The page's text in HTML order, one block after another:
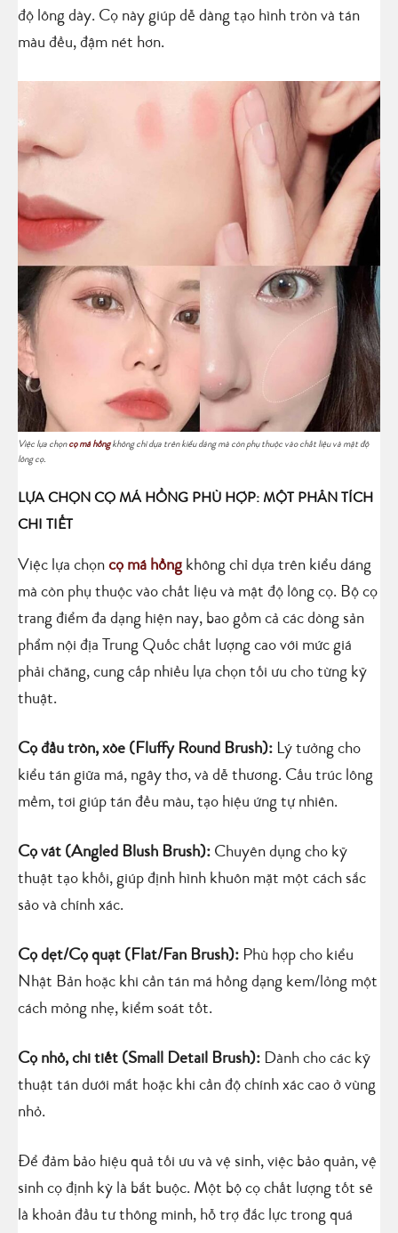
độ lông dày. Cọ này giúp dễ dàng tạo hình tròn và tán
màu đều, đậm nét hơn.
Việc lựa chọn cọ má hồng không chỉ dựa trên kiểu dáng mà còn phụ thuộc vào chất liệu và mật độ
lông cọ.
LỰA CHỌN CỌ MÁ HỒNG PHÙ HỢP: MỘT PHÂN TÍCH
CHI TIẾT
Việc lựa chọn cọ má hồng không chỉ dựa trên kiểu dáng
mà còn phụ thuộc vào chất liệu và mật độ lông cọ. Bộ cọ
trang điểm đa dạng hiện nay, bao gồm cả các dòng sản
phẩm nội địa Trung Quốc chất lượng cao với mức giá
phải chăng, cung cấp nhiều lựa chọn tối ưu cho từng kỹ
thuật.
Cọ đầu tròn, xòe (Fluffy Round Brush): Lý tưởng cho
kiểu tán giữa má, ngây thơ, và dễ thương. Cấu trúc lông
mềm, tơi giúp tán đều màu, tạo hiệu ứng tự nhiên.
Cọ vát (Angled Blush Brush): Chuyên dụng cho kỹ
thuật tạo khối, giúp định hình khuôn mặt một cách sắc
sảo và chính xác.
Cọ dẹt/Cọ quạt (Flat/Fan Brush): Phù hợp cho kiểu
Nhật Bản hoặc khi cần tán má hồng dạng kem/lỏng một
cách mỏng nhẹ, kiểm soát tốt.
Cọ nhỏ, chi tiết (Small Detail Brush): Dành cho các kỹ
thuật tán dưới mắt hoặc khi cần độ chính xác cao ở vùng
nhỏ.
Để đảm bảo hiệu quả tối ưu và vệ sinh, việc bảo quản, vệ
sinh cọ định kỳ là bắt buộc. Một bộ cọ chất lượng tốt sẽ
là khoản đầu tư thông minh, hỗ trợ đắc lực trong quá